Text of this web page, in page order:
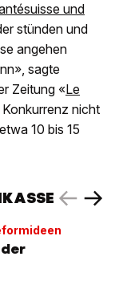
und
stünden und
angehen
sagte
Zeitung «Le
nicht
10 bis 15